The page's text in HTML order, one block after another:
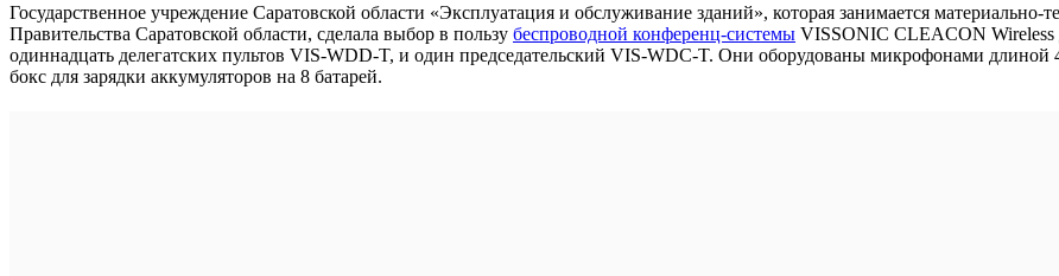
Государственное учреждение Саратовской области «Эксплуатация и обслуживание зданий», которая занимается материально-
Правительства Саратовской области, сделала выбор в пользу беспроводной конференц-системы VISSONIC CLEACON Wireless
одиннадцать делегатских пультов VIS-WDD-T, и один председательский VIS-WDC-T. Они оборудованы микрофонами
бокс для зарядки аккумуляторов на 8 батарей.